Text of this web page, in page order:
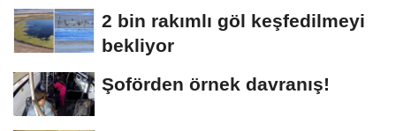
2 bin rakımlı göl keşfedilmeyi
bekliyor
Şoförden örnek davranış!